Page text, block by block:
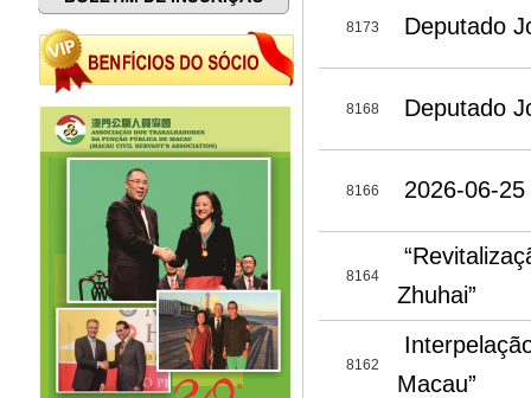
8173 Deputado
8168 Deputado
8166 2026-06-
8164
Zhuhai”
8162
Macau”